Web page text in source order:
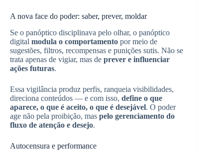
A nova face do poder: saber, prever, moldar
Se o panóptico disciplinava pelo olhar, o panóptico
digital modula o comportamento por meio de
sugestões, filtros, recompensas e punições sutis. Não se
trata apenas de vigiar, mas de prever e influenciar
ações futuras.
Essa vigilância produz perfis, ranqueia visibilidades,
direciona conteúdos — e com isso, define o que
aparece, o que é aceito, o que é desejável. O poder
age não pela proibição, mas pelo gerenciamento do
fluxo de atenção e desejo.
Autocensura e performance